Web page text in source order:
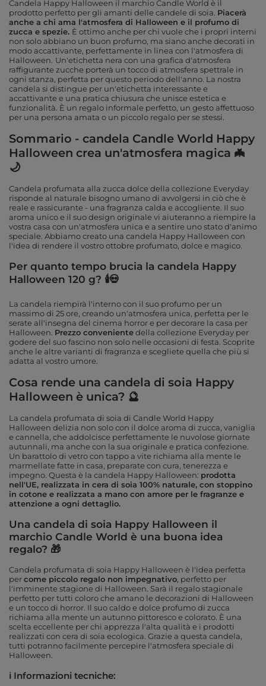
Candela Happy Halloween il marchio Candle World è il
prodotto perfetto per gli amanti delle candele di soia. Piacerà
anche a chi ama l'atmosfera di Halloween e il profumo di
zucca e spezie. È ottimo anche per chi vuole che i propri interni
non solo abbiano un buon profumo, ma siano anche decorati in
modo accattivante, perfettamente in linea con l'atmosfera di
Halloween. Un'etichetta nera con una grafica d'atmosfera
raffigurante zucche porterà un tocco di atmosfera spettrale in
ogni stanza, perfetta per questo periodo dell'anno. La nostra
candela si distingue per un'etichetta interessante e
accattivante e una pratica chiusura che unisce estetica e
funzionalità. È un regalo informale perfetto, un gesto affettuoso
per una persona amata o un piccolo regalo per se stessi.
Sommario - candela Candle World Happy
Halloween crea un'atmosfera magica 🦇
🌙
Candela profumata alla zucca dolce della collezione Everyday
risponde al naturale bisogno umano di avvolgersi in ciò che è
reale e rassicurante - una fragranza calda e accogliente. Il suo
aroma unico e il suo design originale vi aiuteranno a riempire la
vostra casa con un'atmosfera unica e a sentire uno stato d'animo
speciale. Abbiamo creato una candela Happy Halloween con
l'idea di rendere il vostro ottobre profumato, dolce e magico.
Per quanto tempo brucia la candela Happy
Halloween 120 g? 🕯💀
La candela riempirà l'interno con il suo profumo per un
massimo di 25 ore, creando un'atmosfera unica, perfetta per le
serate all'insegna del cinema horror e per decorare la casa per
Halloween. Prezzo convenientedella collezione Everyday per
godere del suo fascino non solo nelle occasioni di festa. Scoprite
anche le altre varianti di fragranza e scegliete quella che più si
adatta al vostro umore.
Cosa rende una candela di soia Happy
Halloween è unica? 🔮
La candela profumata di soia di Candle World Happy
Halloween delizia non solo con il dolce aroma di zucca, vaniglia
e cannella, che addolcisce perfettamente le nuvolose giornate
autunnali, ma anche con la sua originale e pratica confezione.
Un barattolo di vetro con tappo a vite richiama alla mente le
marmellate fatte in casa, preparate con cura, tenerezza e
impegno. Questa è la candela Happy Halloween: prodotta
nell'UE, realizzata in cera di soia 100% naturale, con stoppino
in cotone e realizzata a mano con amore per le fragranze e
attenzione a ogni dettaglio.
Una candela di soia Happy Halloween il
marchio Candle World è una buona idea
regalo? 🎁
Candela profumata di soia Happy Halloween è l'idea perfetta
percome piccolo regalo non impegnativo, perfetto per
l'imminente stagione di Halloween. Sarà il regalo stagionale
perfetto per tutti coloro che amano le decorazioni di Halloween
e un tocco di horror. Il suo caldo e dolce profumo di zucca
richiama alla mente un autunno pittoresco e colorato. È una
scelta eccellente per chi apprezza l'alta qualità e i prodotti
realizzati con cera di soia ecologica. Grazie a questa candela,
tutti potranno facilmente percepire l'atmosfera speciale di
Halloween.
ℹ️ Informazioni tecniche: